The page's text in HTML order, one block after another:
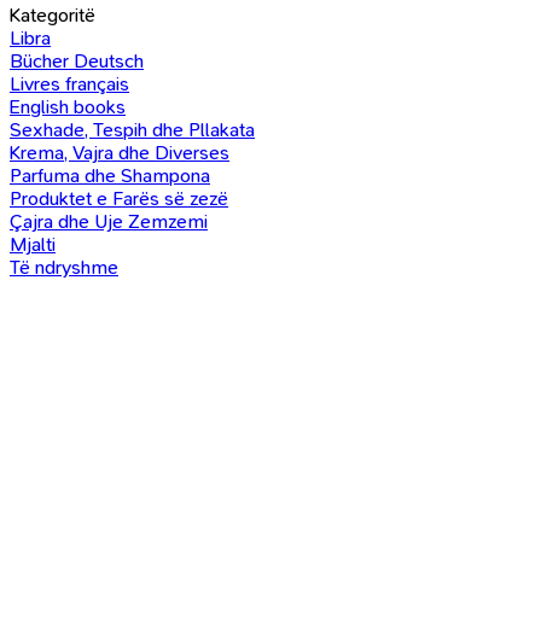
Kategoritë
Libra
Bücher Deutsch
Livres français
English books
Sexhade, Tespih dhe Pllakata
Krema, Vajra dhe Diverses
Parfuma dhe Shampona
Produktet e Farës së zezë
Çajra dhe Uje Zemzemi
Mjalti
Të ndryshme